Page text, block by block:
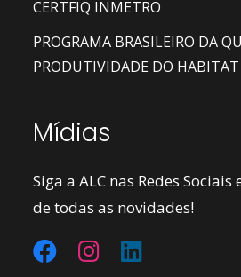
CERTFIQ INMETRO
PROGRAMA BRASILEIRO DA
PRODUTIVIDADE DO HABITAT
Mídias
Siga a ALC nas Redes
de todas as novidades!